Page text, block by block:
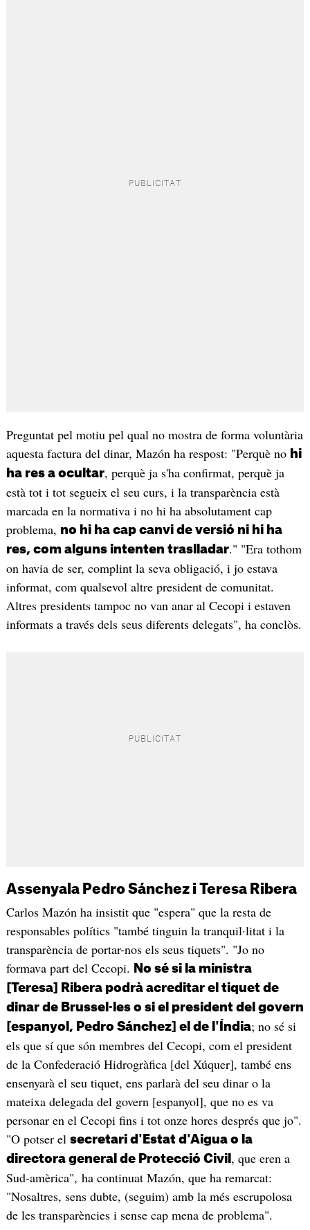
Preguntat pel motiu pel qual no mostra de forma voluntària
aquesta factura del dinar, Mazón ha respost: "Perquè no hi
ha res a ocultar, perquè ja s'ha confirmat, perquè ja
està tot i tot segueix el seu curs, i la transparència està
marcada en la normativa i no hi ha absolutament cap
problema, no hi ha cap canvi de versió ni hi ha
res, com alguns intenten traslladar." "Era tothom
on havia de ser, complint la seva obligació, i jo estava
informat, com qualsevol altre president de comunitat.
Altres presidents tampoc no van anar al Cecopi i estaven
informats a través dels seus diferents delegats", ha conclòs.
Assenyala Pedro Sánchez i Teresa Ribera
Carlos Mazón ha insistit que "espera" que la resta de
responsables polítics "també tinguin la tranquil·litat i la
transparència de portar-nos els seus tiquets". "Jo no
formava part del Cecopi.
No sé si la ministra
[Teresa] Ribera podrà acreditar el tiquet de
dinar de Brussel·les o si el president del govern
[espanyol, Pedro Sánchez] el de l'Índia; no sé si
els que sí que són membres del Cecopi, com el president
de la Confederació Hidrogràfica [del Xúquer], també ens
ensenyarà el seu tiquet, ens parlarà del seu dinar o la
mateixa delegada del govern [espanyol], que no es va
personar en el Cecopi fins i tot onze hores després que jo".
"O potser el secretari d'Estat d'Aigua o la
directora general de Protecció Civil , que eren a
Sud-amèrica", ha continuat Mazón, que ha remarcat:
"Nosaltres, sens dubte, (seguim) amb la més escrupolosa
de les transparències i sense cap mena de problema".